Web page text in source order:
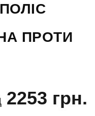
ПРОТИ
2253 грн.